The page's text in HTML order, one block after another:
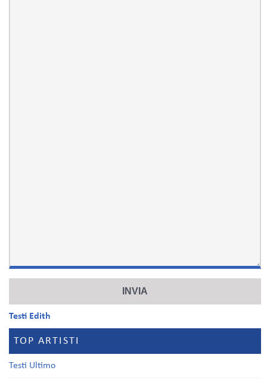
Testi Edith
TOP ARTISTI
Testi Ultimo